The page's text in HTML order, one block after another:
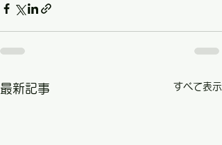
最新記事 すべて表示